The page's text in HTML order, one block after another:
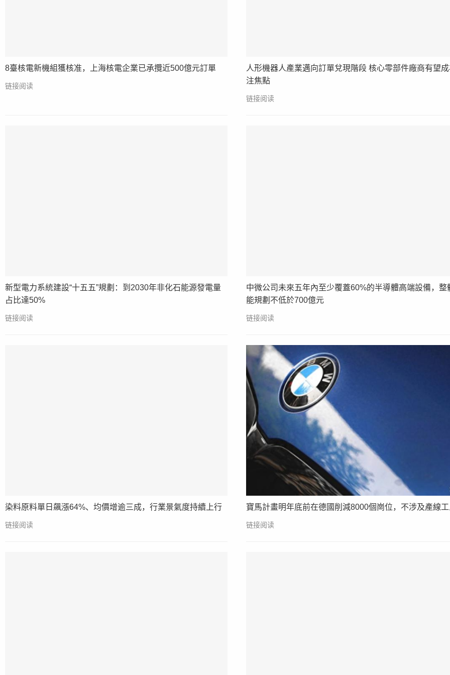
8臺核電新機組獲核准，上海核電企業已承攬近500億元訂單
链接阅读
人形機器人產業邁向訂單兌現階段 核心零部件廠商有望
注焦點
链接阅读
新型電力系統建設“十五五”規劃：到2030年非化石能源發電量
占比達50%
链接阅读
中微公司未來五年內至少覆蓋60%的半導體高端設備，整
能規劃不低於700億元
链接阅读
染料原料單日飆漲64%、均價增逾三成，行業景氣度持續上行
链接阅读
寶馬計畫明年底前在德國削減8000個崗位，不涉及產線
链接阅读